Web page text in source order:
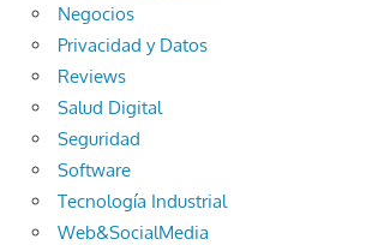
Negocios
Privacidad y Datos
Reviews
Salud Digital
Seguridad
Software
Tecnología Industrial
Web&SocialMedia